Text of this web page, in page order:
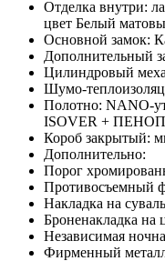
Отделка внутри:
цвет Белый
Основной замок:
Дополнительный
Цилиндровый
Шумо-
Полотно: NANO-
ISOVER +
Короб закрытый:
Дополнительно:
Порог
Противосъемный
Накладка на
Броненакладка на
Независимая
Фирменный